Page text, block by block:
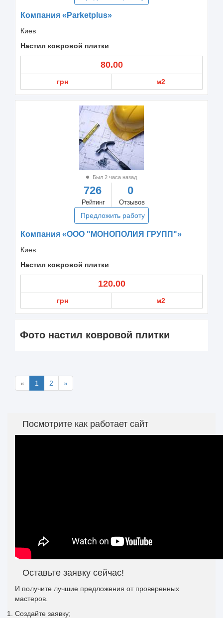
Компания «Parketplus»
Киев
Настил ковровой плитки
80.00
грн м2
Был 2 часа назад
726
Рейтинг
0
Отзывов
Предложить работу
Компания «ООО "МОНОПОЛИЯ ГРУПП"»
Киев
Настил ковровой плитки
120.00
грн м2
Фото настил ковровой плитки
« 1 2 »
Посмотрите как работает сайт
Оставьте заявку сейчас!
И получите лучшие предложения от проверенных
мастеров.
Создайте заявку;